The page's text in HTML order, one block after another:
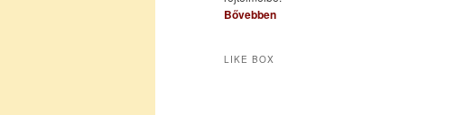
Bővebben
LIKE BOX